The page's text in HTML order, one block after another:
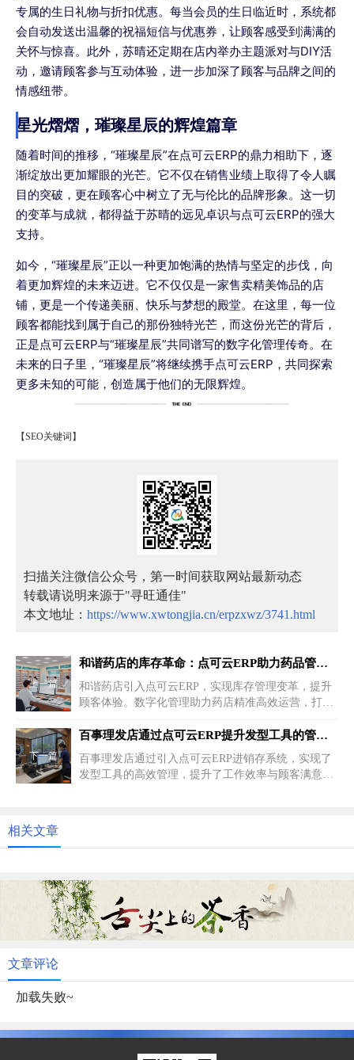
专属的生日礼物与折扣优惠。每当会员的生日临近时，系统都
会自动发送出温馨的祝福短信与优惠券，让顾客感受到满满的
关怀与惊喜。此外，苏晴还定期在店内举办主题派对与DIY活
动，邀请顾客参与互动体验，进一步加深了顾客与品牌之间的
情感纽带。
星光熠熠，璀璨星辰的辉煌篇章
随着时间的推移，“璀璨星辰”在点可云ERP的鼎力相助下，逐
渐绽放出更加耀眼的光芒。它不仅在销售业绩上取得了令人瞩
目的突破，更在顾客心中树立了无与伦比的品牌形象。这一切
的变革与成就，都得益于苏晴的远见卓识与点可云ERP的强大
支持。
如今，“璀璨星辰”正以一种更加饱满的热情与坚定的步伐，向
着更加辉煌的未来迈进。它不仅仅是一家售卖精美饰品的店
铺，更是一个传递美丽、快乐与梦想的殿堂。在这里，每一位
顾客都能找到属于自己的那份独特光芒，而这份光芒的背后，
正是点可云ERP与“璀璨星辰”共同谱写的数字化管理传奇。在
未来的日子里，“璀璨星辰”将继续携手点可云ERP，共同探索
更多未知的可能，创造属于他们的无限辉煌。
【SEO关键词】
扫描关注微信公众号，第一时间获取网站最新动态
转载请说明来源于"寻旺通佳"
本文地址： https://www.xwtongjia.cn/erpzxwz/3741.html
上一篇
和谐药店的库存革命：点可云ERP助力药品管理升级
和谐药店引入点可云ERP，实现库存管理变革，提升
顾客体验。数字化管理助力药店精准高效运营，打造
下一篇
百事理发店通过点可云ERP提升发型工具的管理效率
百事理发店通过引入点可云ERP进销存系统，实现了
发型工具的高效管理，提升了工作效率与顾客满意
相关文章
文章评论
加载失败~